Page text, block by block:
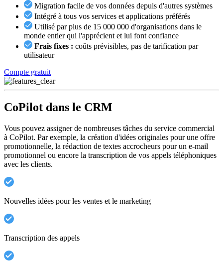
Migration facile de vos données depuis d'autres systèmes
Intégré à tous vos services et applications préférés
Utilisé par plus de 15 000 000 d'organisations dans le
monde entier qui l'apprécient et lui font confiance
Frais fixes : coûts prévisibles, pas de tarification par
utilisateur
Compte gratuit
CoPilot dans le CRM
Vous pouvez assigner de nombreuses tâches du service commercial
à CoPilot. Par exemple, la création d'idées originales pour une offre
promotionnelle, la rédaction de textes accrocheurs pour un e-mail
promotionnel ou encore la transcription de vos appels téléphoniques
avec les clients.
Nouvelles idées pour les ventes et le marketing
Transcription des appels